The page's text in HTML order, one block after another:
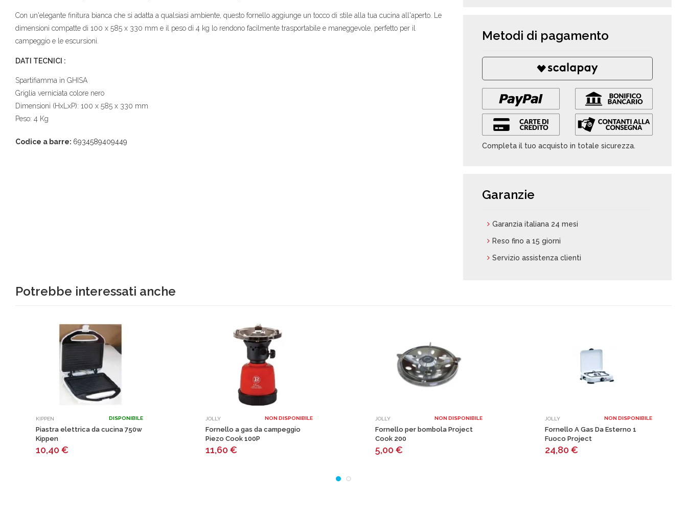
Con un'elegante finitura bianca che si adatta a qualsiasi ambiente, questo fornello aggiunge un tocco di stile alla tua cucina all'aperto. Le
dimensioni compatte di 100 x 585 x 330 mm e il peso di 4 kg lo rendono facilmente trasportabile e maneggevole, perfetto per il
campeggio e le escursioni.
DATI TECNICI :
Spartifiamma in GHISA
Griglia verniciata colore nero
Dimensioni (HxLxP): 100 x 585 x 330 mm
Peso: 4 Kg
Codice a barre: 6934589409449
Metodi di pagamento
Completa il tuo acquisto in totale sicurezza.
Garanzie
Garanzia italiana 24 mesi
Reso fino a 15 giorni
Servizio assistenza clienti
Potrebbe interessati anche
KIPPEN DISPONIBILE
Piastra elettrica da cucina 750w
Kippen
10,40 €
JOLLY NON DISPONIBILE
Fornello a gas da campeggio
Piezo Cook 100P
11,60 €
JOLLY NON DISPONIBILE
Fornello per bombola Project
Cook 200
5,00 €
JOLLY NON DISPONIBILE
Fornello A Gas Da Esterno 1
Fuoco Project
24,80 €